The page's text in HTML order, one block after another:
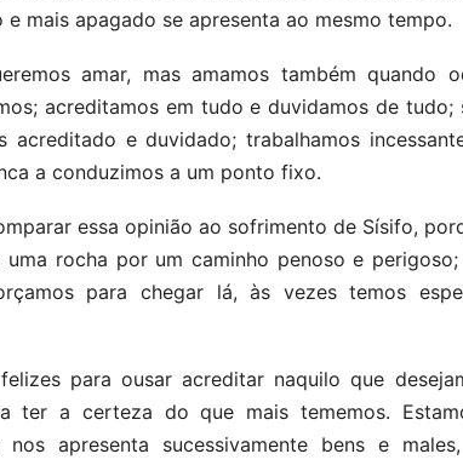
mais apagado se apresenta ao mesmo tempo.
amar, mas amamos também quando
acreditamos em tudo e duvidamos de tudo;
acreditado e duvidado; trabalhamos
a conduzimos a um ponto fixo.
essa opinião ao sofrimento de Sísifo,
uma rocha por um caminho penoso e
para chegar lá, às vezes temos
para ousar acreditar naquilo que
ter a certeza do que mais tememos.
apresenta sucessivamente bens e